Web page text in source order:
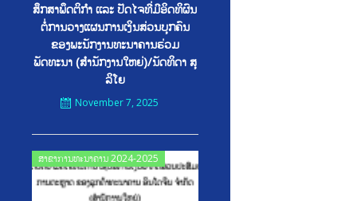
ສຶກສາພຶດຕິກຳ ເເລະ ປັດໄຈທີ່ມີອິດທິຜົນ
ຕໍ່ການວາງແຜນການເງິນສ່ວນບຸກຄົນ
ຂອງພະນັກງານທະນາຄານຮ່ວມ
ພັດທະນາ (ສຳນັກງານໃຫຍ່)/ນັດທິດາ ສຸ
ລິໂຍ
November 7, 2025
ສາຂາການທະນາຄານ 2024-2025
Posted
on